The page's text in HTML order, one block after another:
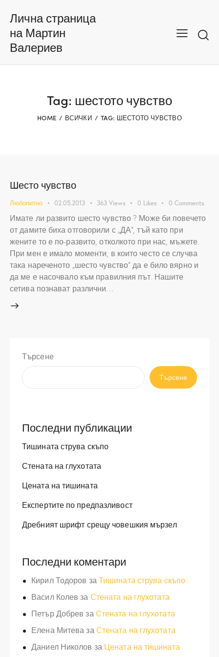
Лична страница
на Мартин
Валериев
Tag: шестото чувство
HOME ВСИЧКИ TAG: ШЕСТОТО ЧУВСТВО
Шесто чувство
Любопитно 02.05.2013 363 Views 0 Likes 0 Comments
Имате ли развито шесто чувство ? Може би повечето
от дамите биха отговорили с „ДА”, тъй като при
жените то е по-развито, отколкото при нас, мъжете.
При мен е имало моменти, в които често се случва
така нареченото „шесто чувство” да е било вярно и
да ме е насочвало към правилния път. Нашите
сетива познават различни…
Търсене
Търсене
Последни публикации
Тишината струва скъпо
Стената на глухотата
Цената на тишината
Експертите по предпазливост
Дребният шрифт срещу човешкия мързел
Последни коментари
Кирил Тодоров заТишината струва скъпо
Васил Колев за Стената на глухотата
Петър Добрев заСтената на глухотата
Елена МитевазаСтената на глухотата
Даниел Николов за Цената на тишината